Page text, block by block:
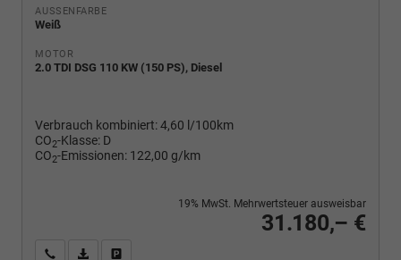
AUSSENFARBE
Weiß
MOTOR
2.0 TDI DSG 110 KW (150 PS), Diesel
Verbrauch kombiniert:4,60 l/100km
CO2-Klasse: D
CO2-Emissionen: 122,00 g/km
31.180,– €
19% MwSt. Mehrwertsteuer ausweisbar
Wir rufen Sie anPDF-Fahrzeugexposé drucken